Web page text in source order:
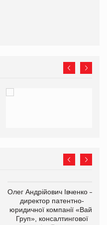
Олег Андрійович Івченко —
директор патентно-
юридичної компанії «Вайз
Груп», консалтингової